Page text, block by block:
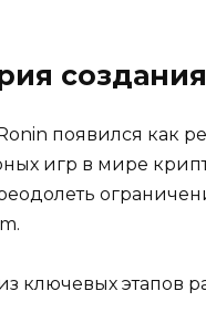
появился как
игр в мире
ключевых этапов